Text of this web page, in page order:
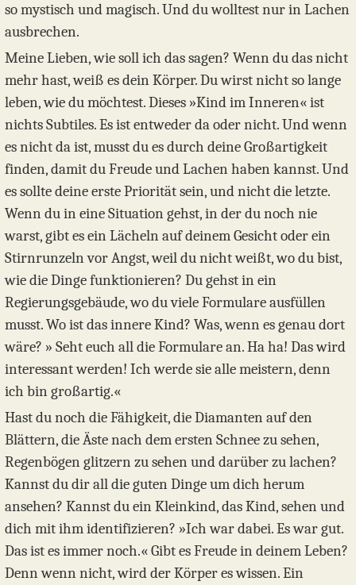
so mystisch und magisch. Und du wolltest nur in Lachen
ausbrechen.
Meine Lieben, wie soll ich das sagen? Wenn du das nicht
mehr hast, weiß es dein Körper. Du wirst nicht so lange
leben, wie du möchtest. Dieses »Kind im Inneren« ist
nichts Subtiles. Es ist entweder da oder nicht. Und wenn
es nicht da ist, musst du es durch deine Großartigkeit
finden, damit du Freude und Lachen haben kannst. Und
es sollte deine erste Priorität sein, und nicht die letzte.
Wenn du in eine Situation gehst, in der du noch nie
warst, gibt es ein Lächeln auf deinem Gesicht oder ein
Stirnrunzeln vor Angst, weil du nicht weißt, wo du bist,
wie die Dinge funktionieren? Du gehst in ein
Regierungsgebäude, wo du viele Formulare ausfüllen
musst. Wo ist das innere Kind? Was, wenn es genau dort
wäre? » Seht euch all die Formulare an. Ha ha! Das wird
interessant werden! Ich werde sie alle meistern, denn
ich bin großartig.«
Hast du noch die Fähigkeit, die Diamanten auf den
Blättern, die Äste nach dem ersten Schnee zu sehen,
Regenbögen glitzern zu sehen und darüber zu lachen?
Kannst du dir all die guten Dinge um dich herum
ansehen? Kannst du ein Kleinkind, das Kind, sehen und
dich mit ihm identifizieren? »Ich war dabei. Es war gut.
Das ist es immer noch.« Gibt es Freude in deinem Leben?
Denn wenn nicht, wird der Körper es wissen. Ein